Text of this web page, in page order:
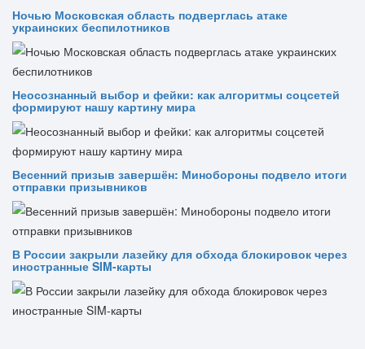
Ночью Московская область подверглась атаке
украинских беспилотников
Неосознанный выбор и фейки: как алгоритмы соцсетей
формируют нашу картину мира
Весенний призыв завершён: Минобороны подвело итоги
отправки призывников
В России закрыли лазейку для обхода блокировок через
иностранные SIM-карты